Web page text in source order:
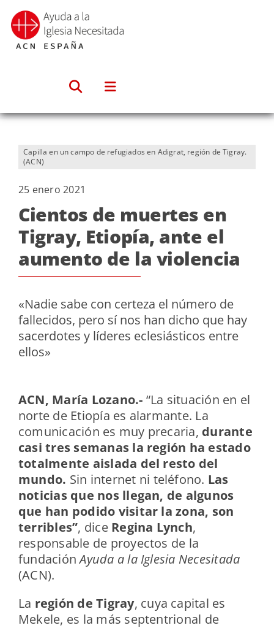
Saltar
contenido
Capilla en un campo de refugiados en Adigrat, región de Tigray.
(ACN)
25 enero 2021
Cientos de muertes en
Tigray, Etiopía, ante el
aumento de la violencia
«Nadie sabe con certeza el número de
fallecidos, pero sí nos han dicho que hay
sacerdotes y líderes eclesiásticos entre
ellos»
ACN, María Lozano.- “La situación en el
norte de Etiopía es alarmante. La
comunicación es muy precaria, durante
casi tres semanas la región ha estado
totalmente aislada del resto del
mundo. Sin internet ni teléfono. Las
noticias que nos llegan, de algunos
que han podido visitar la zona, son
terribles”, dice Regina Lynch,
responsable de proyectos de la
fundaciónAyuda a la Iglesia Necesitada
(ACN).
La región de Tigray, cuya capital es
Mekele, es la más septentrional de